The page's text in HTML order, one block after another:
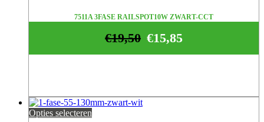
7511A 3FASE RAILSPOT10W ZWART-CCT
€15,85
€19,50
Opties selecteren